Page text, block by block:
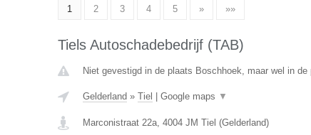
1 2 3 4 5 » »»
Tiels Autoschadebedrijf (TAB)
Niet gevestigd in de plaats Boschhoek, maar wel in de
Gelderland » Tiel Google maps ▼
Marconistraat 22a, 4004 JM Tiel (Gelderland)